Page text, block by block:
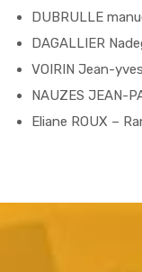
DUBRULLE
DAGALLIER
VOIRIN Jean-
NAUZES JEAN-
Eliane ROUX –